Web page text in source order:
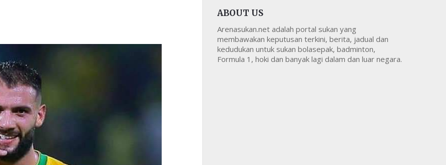
ABOUT US
Arenasukan.net adalah portal sukan yang
membawakan keputusan terkini, berita, jadual dan
kedudukan untuk sukan bolasepak, badminton,
Formula 1, hoki dan banyak lagi dalam dan luar negara.